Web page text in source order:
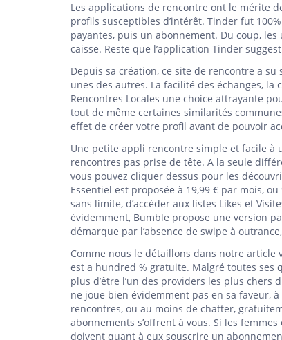
Les applications de rencontre ont le mérite
profils susceptibles d’intérêt. Tinder fut
payantes, puis un abonnement. Du coup,
caisse. Reste que l’application Tinder
Depuis sa création, ce site de rencontre a
unes des autres. La facilité des échanges,
Rencontres Locales une choice attrayante
tout de même certaines similarités
effet de créer votre profil avant de pouvoir
Une petite appli rencontre simple et facile à
rencontres pas prise de tête. A la seule
vous pouvez cliquer dessus pour les
Essentiel est proposée à 19,99 € par mois,
sans limite, d’accéder aux listes Likes et
évidemment, Bumble propose une version
démarque par l’absence de swipe à
Comme nous le détaillons dans notre
est a hundred % gratuite. Malgré toutes ses
plus d’être l’un des providers les plus
ne joue bien évidemment pas en sa faveur,
rencontres, ou au moins de chatter,
abonnements s’offrent à vous. Si les
doivent quant à eux souscrire un